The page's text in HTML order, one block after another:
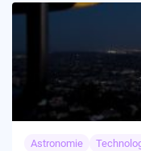
Astronomie